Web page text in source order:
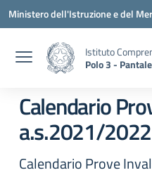
Vai ai contenuti
Vai al menu di navigazione
Vai al footer
Ministero dell'Istruzione e del
Istituto
Polo 3 -
Calendario
a.s.2021/2022
Calendario Prove